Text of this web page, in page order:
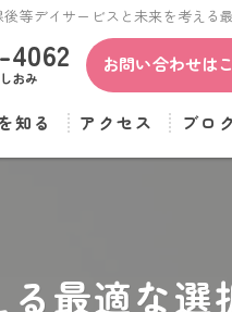
等デイサービスと未来を考える
おみ
お問い合わせは
知る アクセス ブロ
最適な選